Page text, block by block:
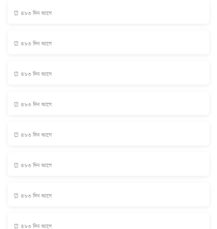
⏰ ৪৮৩ দিন আগে
⏰ ৪৮৩ দিন আগে
⏰ ৪৮৩ দিন আগে
⏰ ৪৮৩ দিন আগে
⏰ ৪৮৩ দিন আগে
⏰ ৪৮৩ দিন আগে
⏰ ৪৮৩ দিন আগে
⏰ ৪৮৩ দিন আগে